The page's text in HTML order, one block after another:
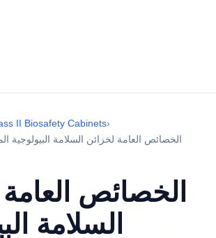
II Biosafety Cabinets›
الخصائص العامة لخزائن السلامة البيولوجية
الخصائص
السلامة